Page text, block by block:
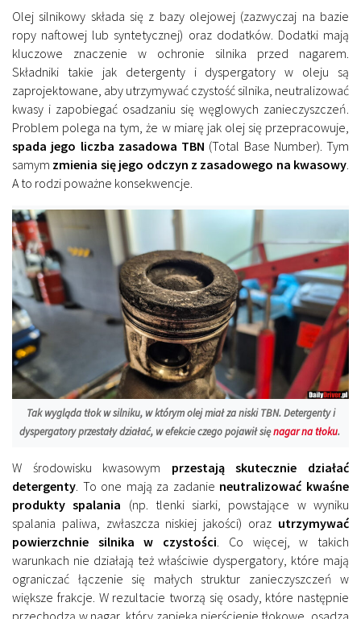
Olej silnikowy składa się z bazy olejowej (zazwyczaj na bazie
ropy naftowej lub syntetycznej) oraz dodatków. Dodatki mają
kluczowe znaczenie w ochronie silnika przed nagarem.
Składniki takie jak detergenty i dyspergatory w oleju są
zaprojektowane, aby utrzymywać czystość silnika, neutralizować
kwasy i zapobiegać osadzaniu się węglowych zanieczyszczeń.
Problem polega na tym, że w miarę jak olej się przepracowuje,
spada jego liczba zasadowa TBN (Total Base Number). Tym
samym zmienia się jego odczyn z zasadowego na kwasowy
A to rodzi poważne konsekwencje.
Tak wygląda tłok w silniku, w którym olej miał za niski TBN. Detergenty i
dyspergatory przestały działać, w efekcie czego pojawił sięnagar na tłoku.
W środowisku kwasowym przestają skutecznie działać
detergenty. To one mają za zadanie neutralizować kwaśne
produkty spalania (np. tlenki siarki, powstające w wyniku
spalania paliwa, zwłaszcza niskiej jakości) oraz utrzymywać
powierzchnie silnika w czystości. Co więcej, w takich
warunkach nie działają też właściwie dyspergatory, które mają
ograniczać łączenie się małych struktur zanieczyszczeń w
większe frakcje. W rezultacie tworzą się osady, które następnie